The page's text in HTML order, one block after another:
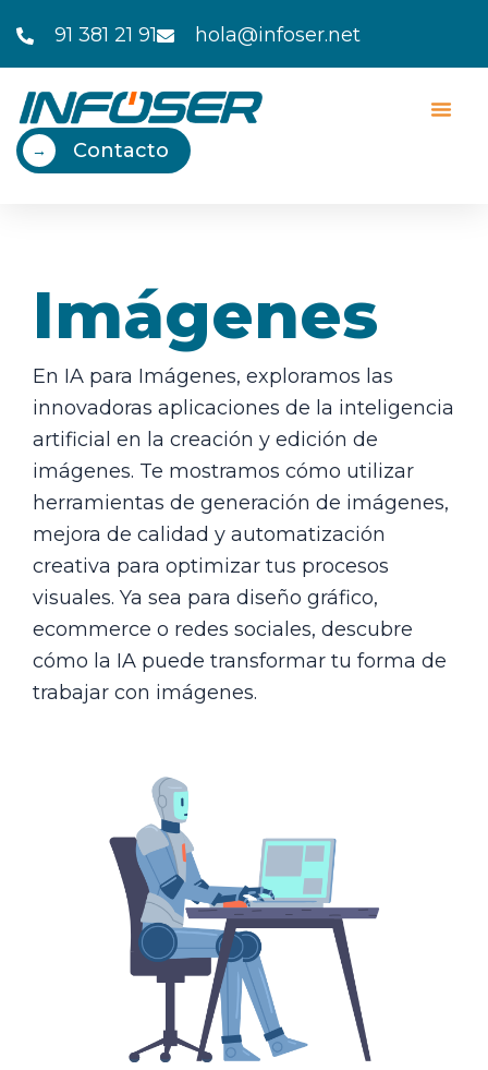
91 381 21 91 hola@infoser.net
→ Contacto
Imágenes
En IA para Imágenes, exploramos las
innovadoras aplicaciones de la inteligencia
artificial en la creación y edición de
imágenes. Te mostramos cómo utilizar
herramientas de generación de imágenes,
mejora de calidad y automatización
creativa para optimizar tus procesos
visuales. Ya sea para diseño gráfico,
ecommerce o redes sociales, descubre
cómo la IA puede transformar tu forma de
trabajar con imágenes.